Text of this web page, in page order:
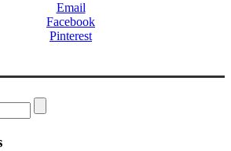
Email
Facebook
Pinterest